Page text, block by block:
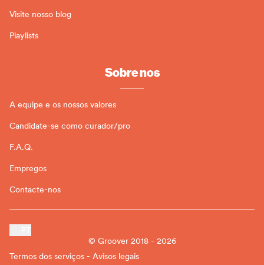
Visite nosso blog
Playlists
Sobre nos
A equipe e os nossos valores
Candidate-se como curador/pro
F.A.Q.
Empregos
Contacte-nos
© Groover 2018 - 2026
Termos dos serviços - Avisos legais